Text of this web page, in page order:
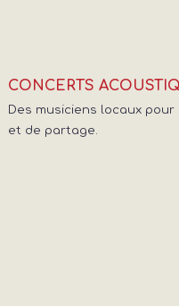
CONCERTS
Des musiciens locaux
et de partage.